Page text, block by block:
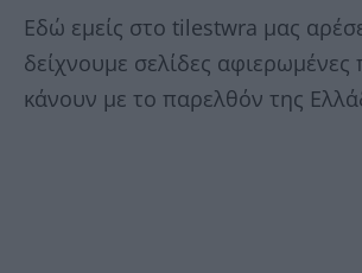
Εδώ εμείς στο tilestwra μας
δείχνουμε σελίδες
κάνουν με το παρελθόν της